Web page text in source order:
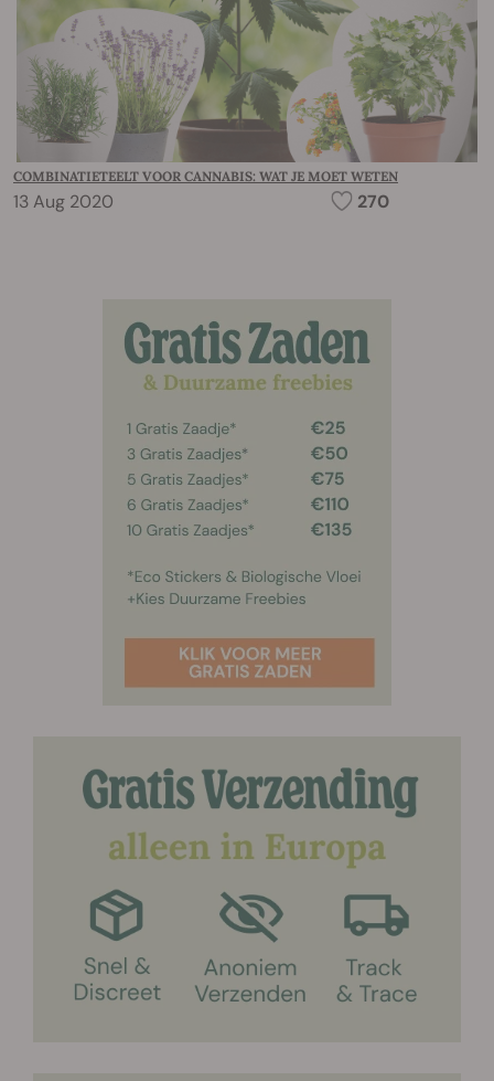
COMBINATIETEELT VOOR CANNABIS: WAT JE MOET WETEN
13 Aug 2020 270